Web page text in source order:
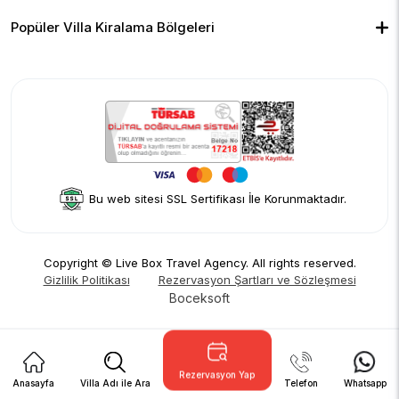
Merkeze Yakın Villalar
Yorumlar
Hakkımızda
Popüler Villa Kiralama Bölgeleri
Bu web sitesi SSL Sertifikası İle Korunmaktadır.
Copyright © Live Box Travel Agency. All rights reserved.
Gizlilik Politikası
Rezervasyon Şartları ve Sözleşmesi
Boceksoft
Anasayfa Villa Adı ile Ara
Rezervasyon Yap
Telefon
Whatsapp